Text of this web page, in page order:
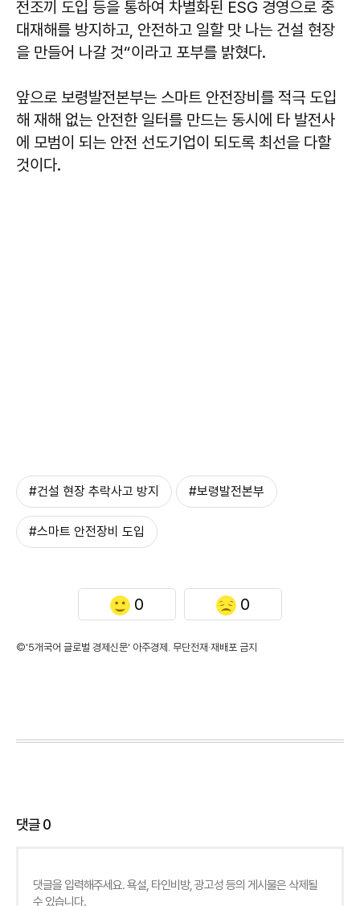
전조끼 도입 등을 통하여 차별화된 ESG 경영으로 중
대재해를 방지하고, 안전하고 일할 맛 나는 건설 현장
을 만들어 나갈 것“이라고 포부를 밝혔다.
앞으로 보령발전본부는 스마트 안전장비를 적극 도입
해 재해 없는 안전한 일터를 만드는 동시에 타 발전사
에 모범이 되는 안전 선도기업이 되도록 최선을 다할
것이다.
#건설 현장 추락사고 방지 #보령발전본부
#스마트 안전장비 도입
0 0
©'5개국어 글로벌 경제신문' 아주경제. 무단전재·재배포 금지
댓글0